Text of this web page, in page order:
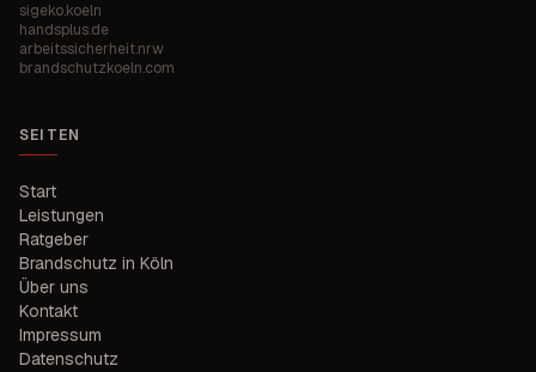
sigeko.koeln
handsplus.de
arbeitssicherheit.nrw
brandschutzkoeln.com
SEITEN
Start
Leistungen
Ratgeber
Brandschutz in Köln
Über uns
Kontakt
Impressum
Datenschutz